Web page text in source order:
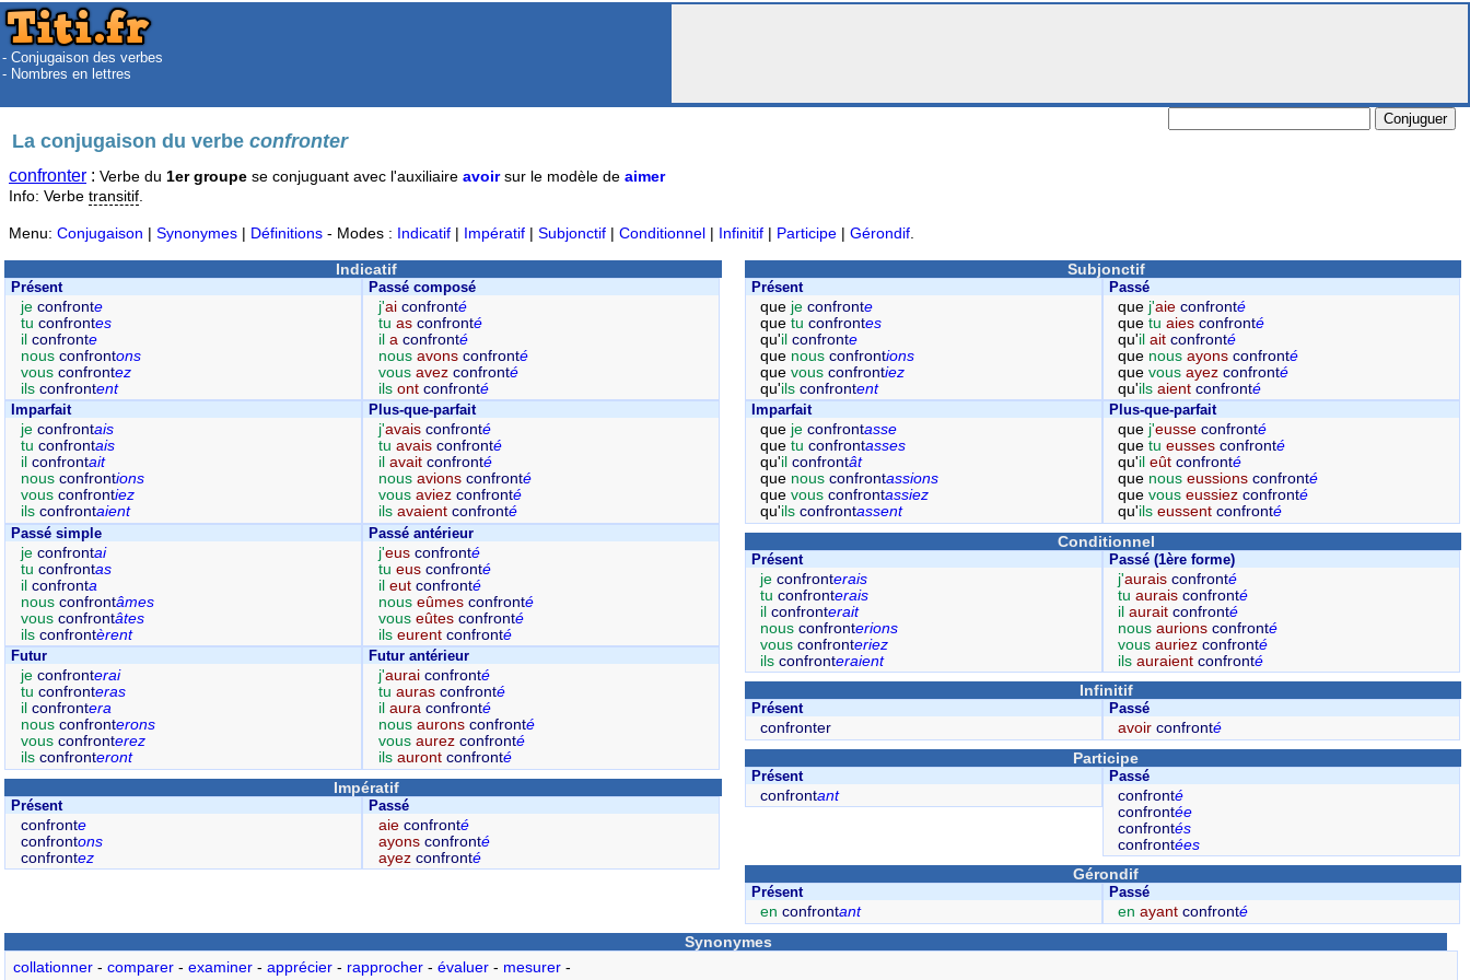
- Conjugaison des verbes
- Nombres en lettres
La conjugaison du verbeconfronter
confronter : Verbe du 1er groupe se conjuguant avec l'auxiliaire avoirsur le modèle de aimer
Info: Verbe transitif
Menu: Conjugaison | Synonymes | Définitions - Modes : Indicatif | Impératif | Subjonctif | Conditionnel | Infinitif | Participe | Gérondif
Indicatif
Présent
je confronte
tu confrontes
il confronte
nous confrontons
vous confrontez
ils confrontent
Passé composé
j'ai confronté
tu as confronté
il a confronté
nous avons confronté
vous avez confronté
ils ont confronté
Imparfait
je confrontais
tu confrontais
il confrontait
nous confrontions
vous confrontiez
ils confrontaient
Plus-que-parfait
j'avais confronté
tu avais confronté
il avait confronté
nous avions confronté
vous aviez confronté
ils avaient confronté
Passé simple
je confrontai
tu confrontas
il confronta
nous confrontâmes
vous confrontâtes
ils confrontèrent
Passé antérieur
j'eus confronté
tu eus confronté
il eut confronté
nous eûmes confronté
vous eûtes confronté
ils eurent confronté
Futur
je confronterai
tu confronteras
il confrontera
nous confronterons
vous confronterez
ils confronteront
Futur antérieur
j'aurai confronté
tu auras confronté
il aura confronté
nous aurons confronté
vous aurez confronté
ils auront confronté
Impératif
Présent
confronte
confrontons
confrontez
Passé
aie confronté
ayons confronté
ayez confronté
Subjonctif
Présent
que jeconfronte
quetuconfrontes
qu'ilconfronte
que nousconfrontions
quevousconfrontiez
qu'ilsconfrontent
Passé
que j'aie confronté
quetuaies confronté
qu'ilait confronté
que nousayons confronté
quevousayez confronté
qu'ilsaient confronté
Imparfait
que jeconfrontasse
quetuconfrontasses
qu'ilconfrontât
que nousconfrontassions
quevousconfrontassiez
qu'ilsconfrontassent
Plus-que-parfait
que j'eusse confronté
quetueusses confronté
qu'ileût confronté
que nouseussions confronté
quevouseussiez confronté
qu'ilseussent confronté
Conditionnel
Présent
jeconfronterais
tuconfronterais
ilconfronterait
nousconfronterions
vousconfronteriez
ilsconfronteraient
Passé (1ère forme)
j'aurais confronté
tuaurais confronté
ilaurait confronté
nousaurions confronté
vousauriez confronté
ilsauraient confronté
Infinitif
Présent
confronter
Passé
avoir confronté
Participe
Présent
confrontant
Passé
confronté
confrontée
confrontés
confrontées
Gérondif
Présent
enconfrontant
Passé
enayant confronté
Synonymes
collationner- comparer- examiner- apprécier- rapprocher- évaluer- mesurer-